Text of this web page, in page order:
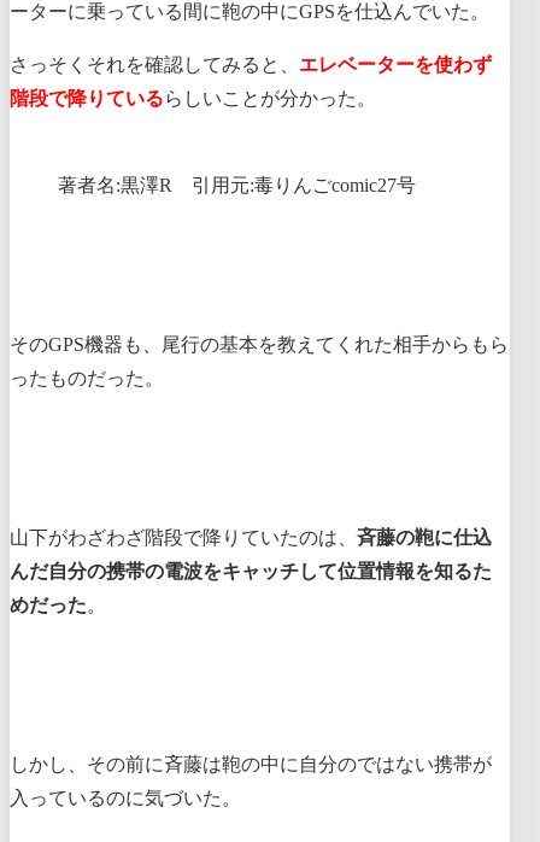
ーターに乗っている間に鞄の中にGPSを仕込んでいた。
さっそくそれを確認してみると、 エレベーターを使わず
階段で降りているらしいことが分かった。
著者名:黒澤R 引用元:毒りんごcomic27号
そのGPS機器も、尾行の基本を教えてくれた相手からもら
ったものだった。
山下がわざわざ階段で降りていたのは、斉藤の鞄に仕込
んだ自分の携帯の電波をキャッチして位置情報を知るた
めだった。
しかし、その前に斉藤は鞄の中に自分のではない携帯が
入っているのに気づいた。